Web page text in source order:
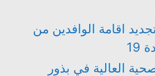
اقامة الوافدين من
العالية في بذور